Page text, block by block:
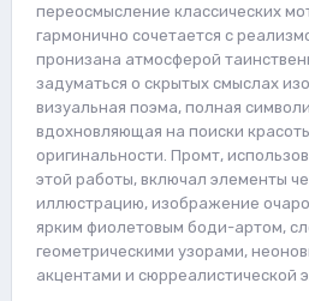
переосмысление классических
гармонично сочетается с
пронизана атмосферой
задуматься о скрытых смыслах
визуальная поэма, полная
вдохновляющая на поиски
оригинальности. Промт,
этой работы, включал элементы
иллюстрацию, изображение
ярким фиолетовым боди-артом,
геометрическими узорами,
акцентами и сюрреалистической